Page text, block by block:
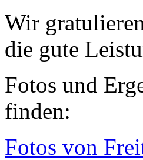
Wir
die gute
Fotos und
finden:
Fotos von